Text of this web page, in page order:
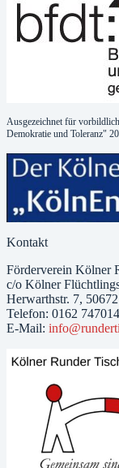
Ausgezeichnet für
Demokratie und Toleranz"
Kontakt
Förderverein Kölner
c/o Kölner
Herwarthstr. 7,
Telefon: 0162
E-Mail: